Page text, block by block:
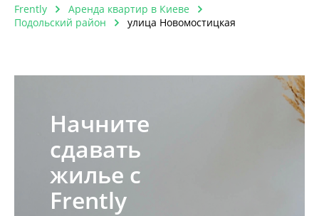
Frently
Аренда квартир в Киеве
Подольский район
улица Новомостицкая
Начните
сдавать
жилье с
Frently